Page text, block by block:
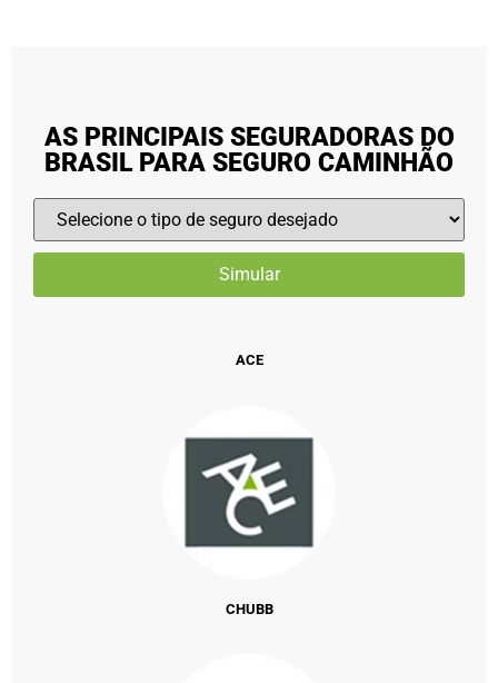
AS PRINCIPAIS SEGURADORAS DO
BRASIL PARA SEGURO CAMINHÃO
ACE
CHUBB